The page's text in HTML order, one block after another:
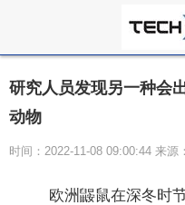
研究人员发现另一种会
动物
时间：2022-11-08 09:00:44 来源
欧洲鼹鼠在深冬时